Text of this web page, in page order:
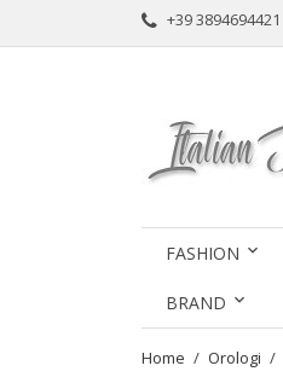
+39 3894694421
FASHION
BRAND
Home Orologi